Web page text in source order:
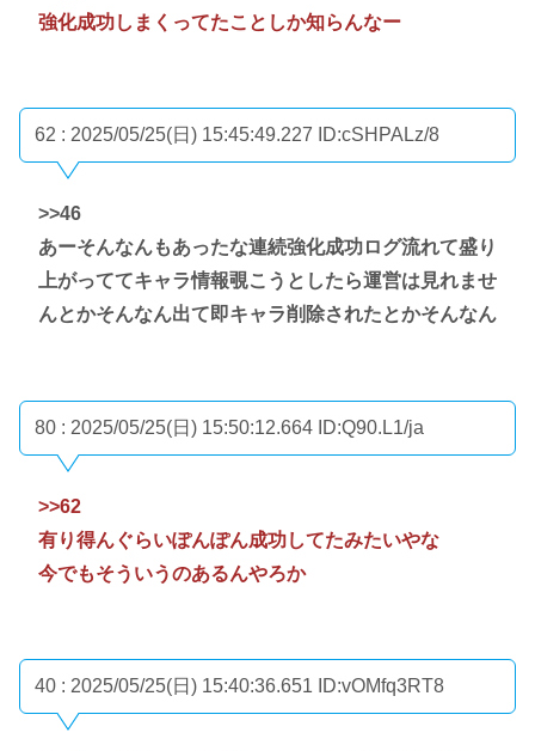
強化成功しまくってたことしか知らんなー
62 : 2025/05/25(日) 15:45:49.227 ID:cSHPALz/8
>>46
あーそんなんもあったな連続強化成功ログ流れて盛り
上がっててキャラ情報覗こうとしたら運営は見れませ
んとかそんなん出て即キャラ削除されたとかそんなん
80 : 2025/05/25(日) 15:50:12.664 ID:Q90.L1/ja
>>62
有り得んぐらいぽんぽん成功してたみたいやな
今でもそういうのあるんやろか
40 : 2025/05/25(日) 15:40:36.651 ID:vOMfq3RT8